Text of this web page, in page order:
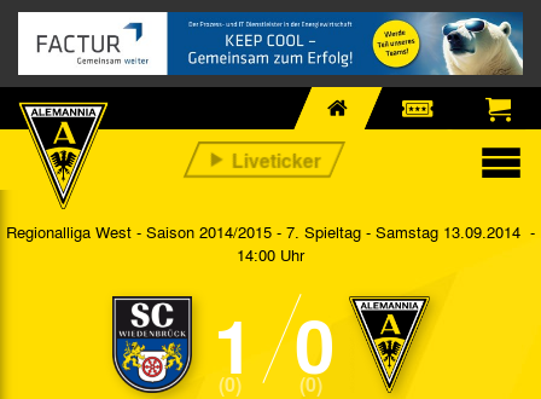
Regionalliga West - Saison 2014/2015 - 7. Spieltag - Samstag 13.09.2014 -
14:00 Uhr
1
(0) 0
(0)